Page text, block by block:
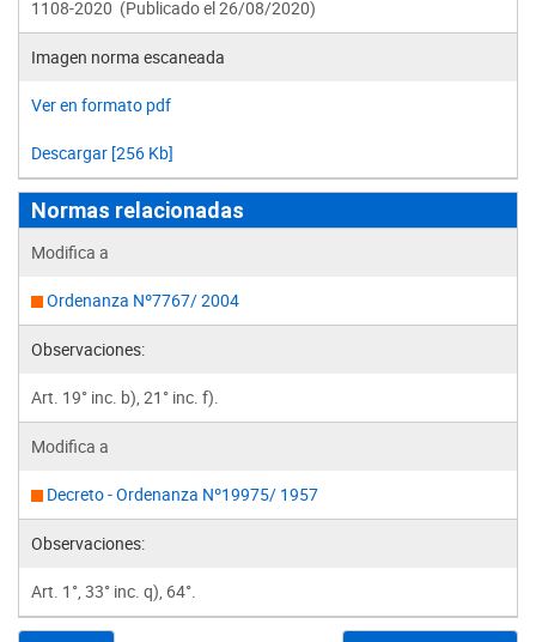
1108-2020 (Publicado el 26/08/2020)
Imagen norma escaneada
Ver en formato pdf
Descargar [256 Kb]
Normas relacionadas
Modifica a
Ordenanza Nº7767/ 2004
Observaciones:
Art. 19° inc. b), 21° inc. f).
Modifica a
Decreto - Ordenanza Nº19975/ 1957
Observaciones:
Art. 1°, 33° inc. q), 64°.